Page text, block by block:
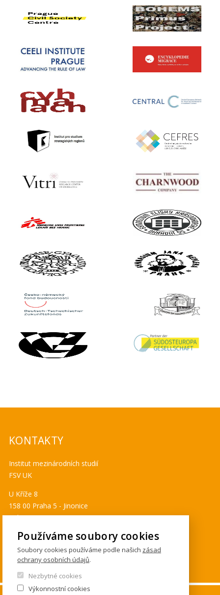
KONTAKTY
Institut mezinárodních studií
FSV UK
U Kříže 8
158 00 Praha 5 - Jinonice
Tel. 778 464 634
ims@fsv.cuni.cz
GDPR
Používáme soubory cookies
Soubory cookies používáme podle našich zásad
ochrany osobních údajů.
Nezbytné cookies
Výkonnostní cookies